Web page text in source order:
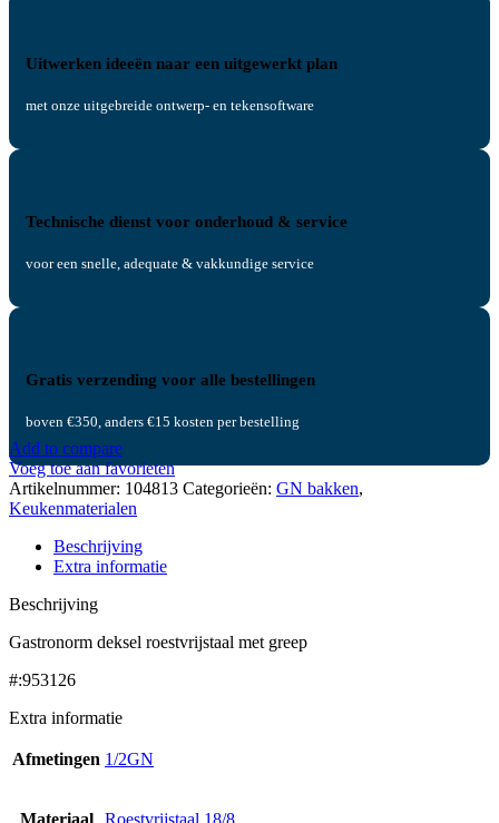
Uitwerken ideeën naar een uitgewerkt plan
met onze uitgebreide ontwerp- en tekensoftware
Technische dienst voor onderhoud & service
voor een snelle, adequate & vakkundige service
Gratis verzending voor alle bestellingen
boven €350, anders €15 kosten per bestelling
Add to compare
Voeg toe aan favorieten
Artikelnummer: 104813 Categorieën: GN bakken,
Keukenmaterialen
Beschrijving
Extra informatie
Beschrijving
Gastronorm deksel roestvrijstaal met greep
#:953126
Extra informatie
Afmetingen 1/2GN
Materiaal Roestvrijstaal 18/8